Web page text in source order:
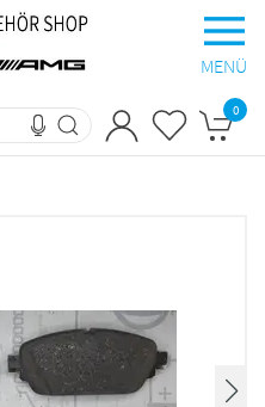
MENÜ
0